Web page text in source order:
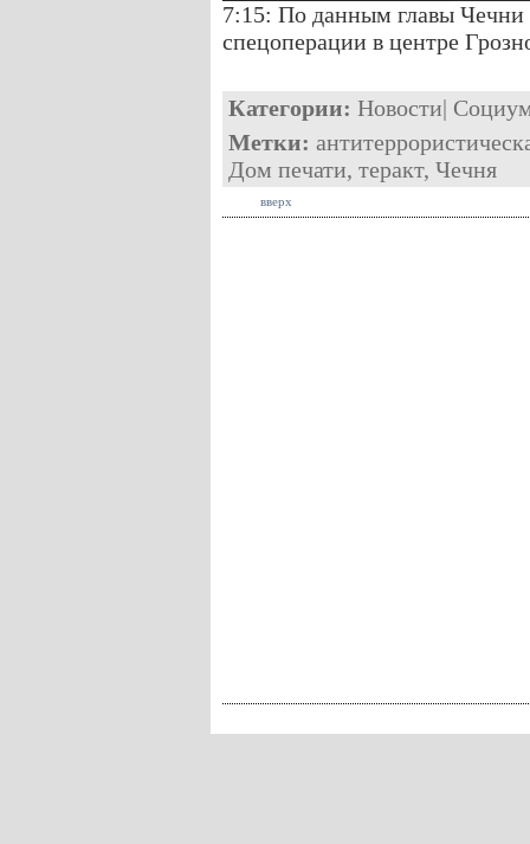
7:15: По данным главы Чечни
спецоперации в центре
Категории: Новости|
Метки:
Дом печати, теракт, Чечня
вверх